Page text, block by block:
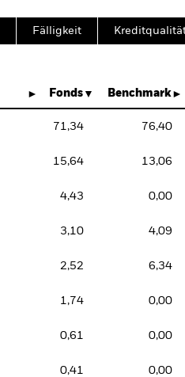
Fälligkeit
Fonds Benchmark
71,34 76,40
15,64 13,06
4,43 0,00
3,10 4,09
2,52 6,34
1,74 0,00
0,61 0,00
0,41 0,00